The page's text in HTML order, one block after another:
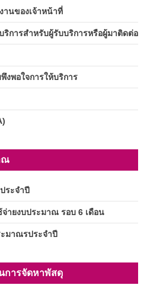
านของเจ้าหน้าที่
การสำหรับผู้รับบริการหรือผู้มาติดต่อ
งพอใจการให้บริการ
ณ
ระจำปี
ายงบประมาณ รอบ 6 เดือน
ะมาณรประจำปี
การจัดหาพัสดุ